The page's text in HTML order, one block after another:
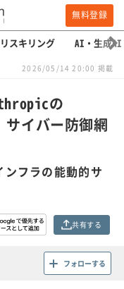
無料登録
リスキリング AI・生成AI
2026/05/14 20:00 掲載
の
サイバー防御網
フラの能動的サ
共有する
フォローする